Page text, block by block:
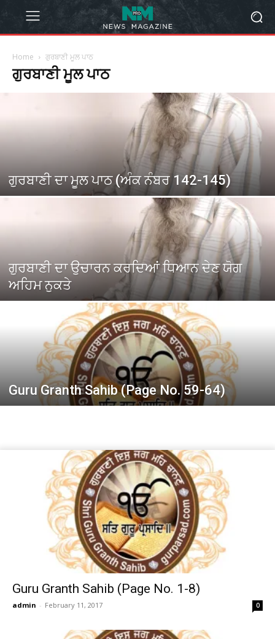
Home ਗੁਰਬਾਣੀ ਮੂਲ ਪਾਠ
ਗੁਰਬਾਣੀ ਮੂਲ ਪਾਠ
ਗੁਰਬਾਣੀ ਦਾ ਮੂਲ ਪਾਠ (ਅੰਕ ਨੰਬਰ 142-145)
ਗੁਰਬਾਣੀ ਦਾ ਉਚਾਰਨ ਕਰਦਿਆਂ ਧਿਆਨ ਦੇਣ ਯੋਗ
ਅਹਿਮ ਨੁਕਤੇ
Guru Granth Sahib (Page No. 59-64)
Guru Granth Sahib (Page No. 1-8)
admin - February 11, 2017 0